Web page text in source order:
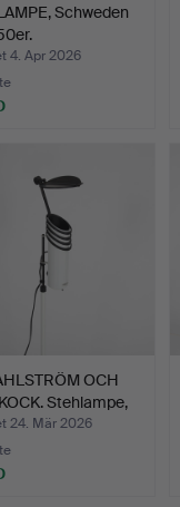
Schweden
4. Apr 2026
OCH
Stehlampe,
24. Mär 2026